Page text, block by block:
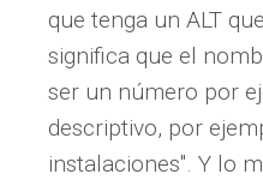
que tenga un ALT
significa que el
ser un número por
descriptivo, por
instalaciones". Y lo